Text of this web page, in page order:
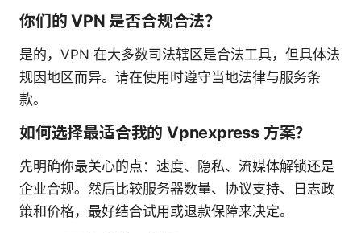
你们的 VPN 是否合规合法？
是的，VPN 在大多数司法辖区是合法工具，但具体法
规因地区而异。请在使用时遵守当地法律与服务条
款。
如何选择最适合我的 Vpnexpress 方案？
先明确你最关心的点：速度、隐私、流媒体解锁还是
企业合规。然后比较服务器数量、协议支持、日志政
策和价格，最好结合试用或退款保障来决定。